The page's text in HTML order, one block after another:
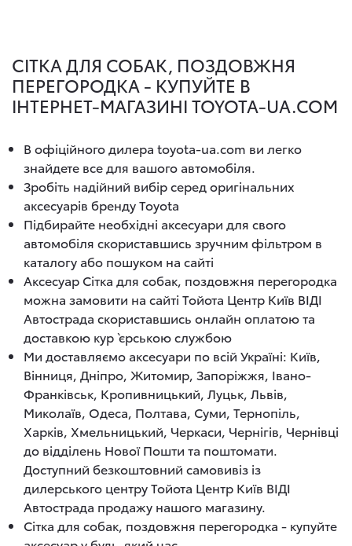
СІТКА ДЛЯ СОБАК, ПОЗДОВЖНЯ
ПЕРЕГОРОДКА - КУПУЙТЕ В
ІНТЕРНЕТ-МАГАЗИНІ TOYOTA-UA.COM
В офіційного дилера toyota-ua.com ви легко
знайдете все для вашого автомобіля.
Зробіть надійний вибір серед оригінальних
аксесуарів бренду Toyota
Підбирайте необхідні аксесуари для свого
автомобіля скориставшись зручним фільтром в
каталогу або пошуком на сайті
Аксесуар Сітка для собак, поздовжня перегородка
можна замовити на сайті Тойота Центр Київ ВІДІ
Автострада скориставшись онлайн оплатою та
доставкою кур`єрською службою
Ми доставляємо аксесуари по всій Україні: Київ,
Вінниця, Дніпро, Житомир, Запоріжжя, Івано-
Франківськ, Кропивницький, Луцьк, Львів,
Миколаїв, Одеса, Полтава, Суми, Тернопіль,
Харків, Хмельницький, Черкаси, Чернігів, Чернівці
до відділень Нової Пошти та поштомати.
Доступний безкоштовний самовивіз із
дилерського центру Тойота Центр Київ ВІДІ
Автострада продажу нашого магазину.
Сітка для собак, поздовжня перегородка - купуйте